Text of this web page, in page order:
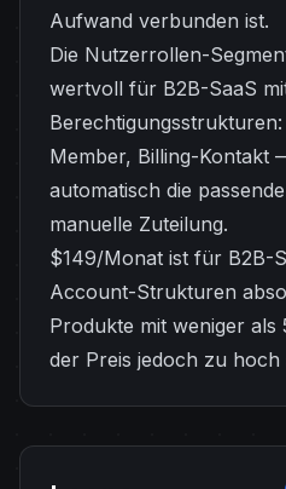
Aufwand verbunden ist.
Die Nutzerrollen-
wertvoll für B2B-SaaS
Member, Billing-Kontakt
automatisch die
manuelle Zuteilung.
$149/Monat ist für B2B-
Account-Strukturen
Produkte mit weniger
der Preis jedoch zu hoch